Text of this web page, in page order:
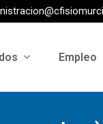
Empleo